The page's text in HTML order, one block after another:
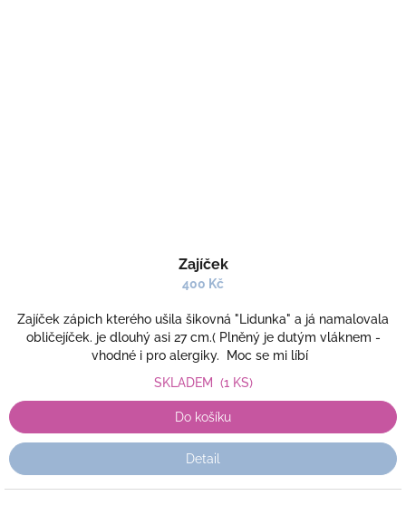
Zajíček
400 Kč
Zajíček zápich kterého ušila šikovná "Lidunka" a já namalovala
obličejíček. je dlouhý asi 27 cm.( Plněný je dutým vláknem -
vhodné i pro alergiky. Moc se mi líbí
SKLADEM (1 KS)
Do košíku
Detail